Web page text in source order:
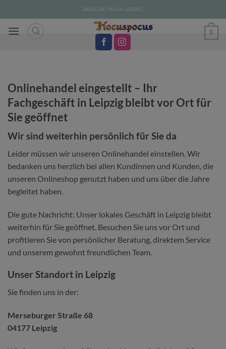
Inhalt
springen
BESUCHE UNS IN LEIPZIG
0
Onlinehandel eingestellt – Ihr
Fachgeschäft in Leipzig bleibt vor Ort für
Sie geöffnet
Wir sind weiterhin persönlich für Sie da
Leider müssen wir unseren Onlinehandel einstellen. Wir
bedanken uns herzlich bei allen Kundinnen und Kunden, die
unseren Onlineshop genutzt haben und uns über die Jahre
begleitet haben.
Die gute Nachricht: Unser lokales Geschäft in Leipzig bleibt
weiterhin für Sie geöffnet. Besuchen Sie uns vor Ort und
profitieren Sie von persönlicher Beratung, direktem Service
und unserem gewohnt freundlichen Team.
Unser Standort in Leipzig
Sie finden uns in der:
Merseburger Straße 68
04177 Leipzig